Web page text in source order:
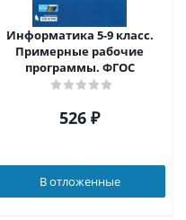
Информатика 5-9 класс.
Примерные рабочие
программы. ФГОС
526 ₽
В отложенные